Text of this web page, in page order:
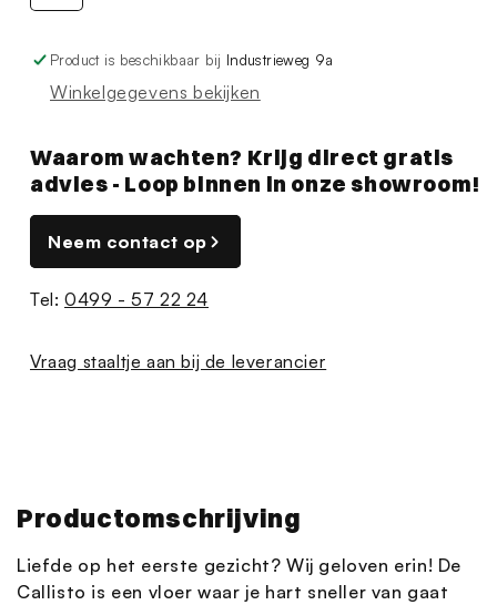
Product is beschikbaar bij Industrieweg 9a
Winkelgegevens bekijken
Waarom wachten? Krijg direct gratis
advies - Loop binnen in onze showroom!
Neem contact op
Tel:0499 - 57 22 24
Vraag staaltje aan bij de leverancier
Productomschrijving
Liefde op het eerste gezicht? Wij geloven erin! De
Callisto is een vloer waar je hart sneller van gaat